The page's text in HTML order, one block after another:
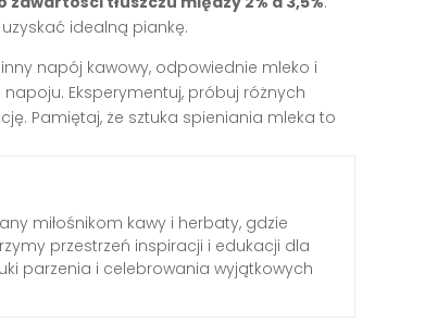
idealną piankę.
napój kawowy, odpowiednie mleko i
Eksperymentuj, próbuj różnych
Pamiętaj, że sztuka spieniania mleka to
miłośnikom kawy i herbaty, gdzie
przestrzeń inspiracji i edukacji dla
parzenia i celebrowania wyjątkowych